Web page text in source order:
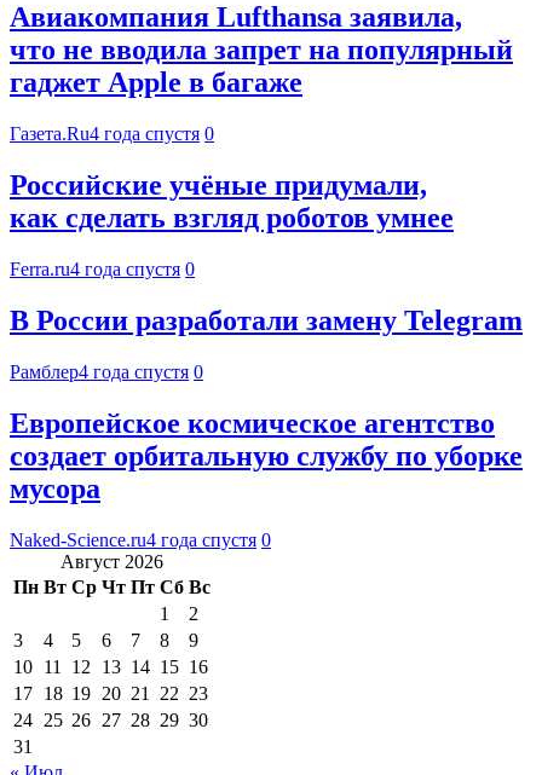
Авиакомпания Lufthansa заявила,
что не вводила запрет на популярный
гаджет Apple в багаже
Газета.Ru4 года спустя 0
Российские учёные придумали,
как сделать взгляд роботов умнее
Ferra.ru4 года спустя 0
В России разработали замену Telegram
Рамблер4 года спустя 0
Европейское космическое агентство
создает орбитальную службу по уборке
мусора
Naked-Science.ru4 года спустя 0
Август 2026
Пн Вт Ср Чт Пт Сб Вс
1
2
3
4 5 6 7 8
9
10 11 12 13 14 15 16
17 18 19 20 21 22 23
24 25 26 27 28 29 30
31